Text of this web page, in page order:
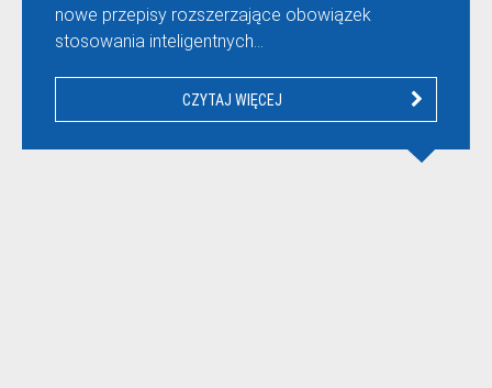
nowe przepisy rozszerzające obowiązek
stosowania inteligentnych…
CZYTAJ WIĘCEJ